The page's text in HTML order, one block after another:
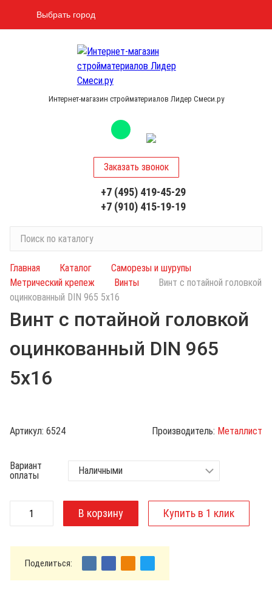
Выбрать город
Интернет-магазин стройматериалов Лидер Смеси.ру
и
с
о
а
а
у
Заказать звонок
+7 (495) 419-45-29
+7 (910) 415-19-19
Главная Каталог
Саморезы и шурупы
Метрический крепеж
Винты
Винт с потайной головкой
оцинкованный DIN 965 5х16
Винт с потайной головкой
оцинкованный DIN 965
5х16
Артикул: 6524 Производитель: Металлист
Вариант
оплаты
Поделиться: